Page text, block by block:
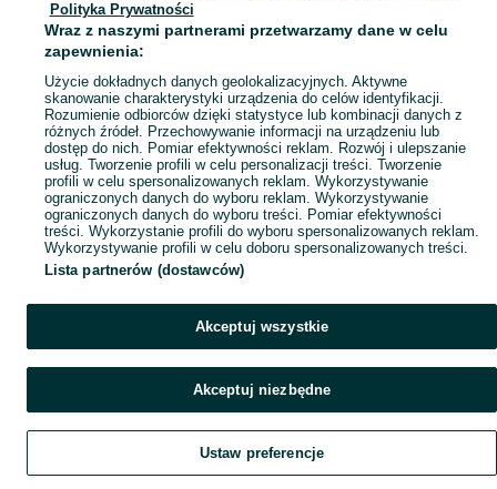
Mapa ministron
Popularne wyszukiwania
Szukaj Obserwujesz Dodaj Czat Konto
Polityka Prywatności
Wraz z naszymi partnerami przetwarzamy dane w celu
zapewnienia:
Użycie dokładnych danych geolokalizacyjnych. Aktywne
skanowanie charakterystyki urządzenia do celów identyfikacji.
Rozumienie odbiorców dzięki statystyce lub kombinacji danych z
różnych źródeł. Przechowywanie informacji na urządzeniu lub
dostęp do nich. Pomiar efektywności reklam. Rozwój i ulepszanie
usług. Tworzenie profili w celu personalizacji treści. Tworzenie
profili w celu spersonalizowanych reklam. Wykorzystywanie
ograniczonych danych do wyboru reklam. Wykorzystywanie
ograniczonych danych do wyboru treści. Pomiar efektywności
treści. Wykorzystanie profili do wyboru spersonalizowanych reklam.
Wykorzystywanie profili w celu doboru spersonalizowanych treści.
Lista partnerów (dostawców)
Akceptuj wszystkie
Akceptuj niezbędne
Ustaw preferencje